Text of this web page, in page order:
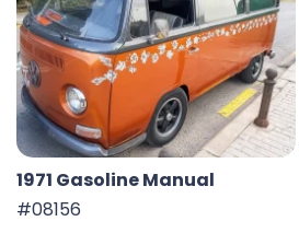
1971 Gasoline Manual
#08156